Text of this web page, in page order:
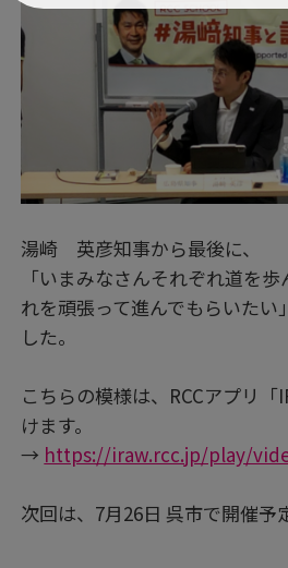
湯崎 英彦知事から最後に、
「いまみなさんそれぞれ道を
れを頑張って進んでもらいたい
した。
こちらの模様は、RCCアプリ「
けます。
→ https://iraw.rcc.jp/play/
次回は、7月26日 呉市で開催予